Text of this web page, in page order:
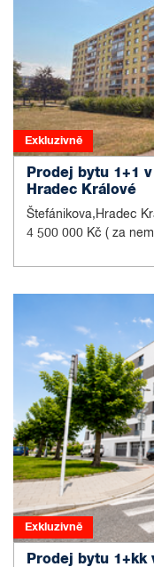
Exkluzivně
Prodej bytu 1+1
Hradec Králové
Štefánikova,Hradec
4 500 000 Kč ( za
Exkluzivně
Prodej bytu 1+kk